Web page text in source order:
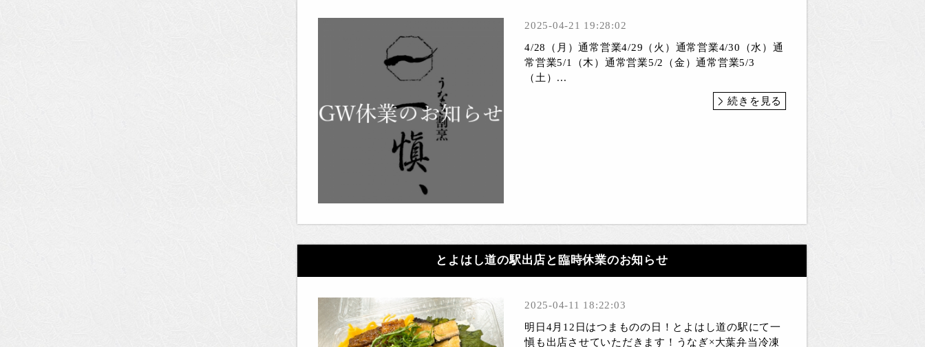
2025-04-21 19:28:02
4/28（月）通常営業4/29（火）通常営業4/30（水）通
常営業5/1（木）通常営業5/2（金）通常営業5/3
（土）...
続きを見る
とよはし道の駅出店と臨時休業のお知らせ
2025-04-11 18:22:03
明日4月12日はつまものの日！とよはし道の駅にて一
愼も出店させていただきます！うなぎ×大葉弁当冷凍